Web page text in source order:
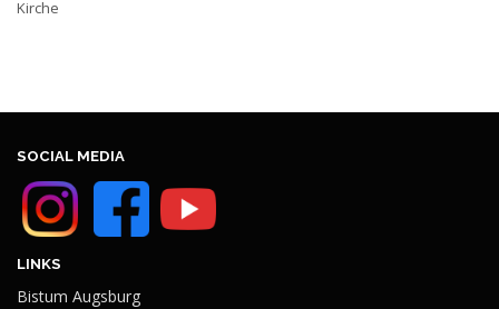
Kirche
SOCIAL MEDIA
LINKS
Bistum Augsburg